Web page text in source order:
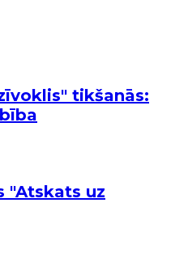
tikšanās:
"Atskats uz